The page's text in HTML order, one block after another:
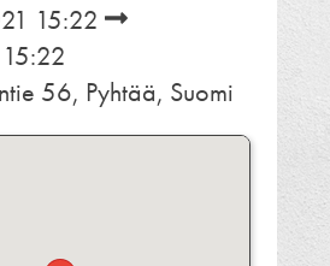
15:22
56, Pyhtää, Suomi